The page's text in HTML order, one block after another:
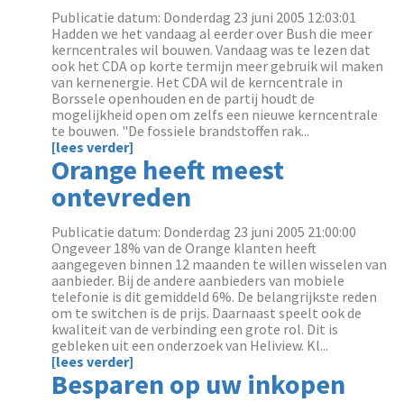
Publicatie datum: Donderdag 23 juni 2005 12:03:01
Hadden we het vandaag al eerder over Bush die meer
kerncentrales wil bouwen. Vandaag was te lezen dat
ook het CDA op korte termijn meer gebruik wil maken
van kernenergie. Het CDA wil de kerncentrale in
Borssele openhouden en de partij houdt de
mogelijkheid open om zelfs een nieuwe kerncentrale
te bouwen. "De fossiele brandstoffen rak...
[lees verder]
Orange heeft meest
ontevreden
Publicatie datum: Donderdag 23 juni 2005 21:00:00
Ongeveer 18% van de Orange klanten heeft
aangegeven binnen 12 maanden te willen wisselen van
aanbieder. Bij de andere aanbieders van mobiele
telefonie is dit gemiddeld 6%. De belangrijkste reden
om te switchen is de prijs. Daarnaast speelt ook de
kwaliteit van de verbinding een grote rol. Dit is
gebleken uit een onderzoek van Heliview. Kl...
[lees verder]
Besparen op uw inkopen